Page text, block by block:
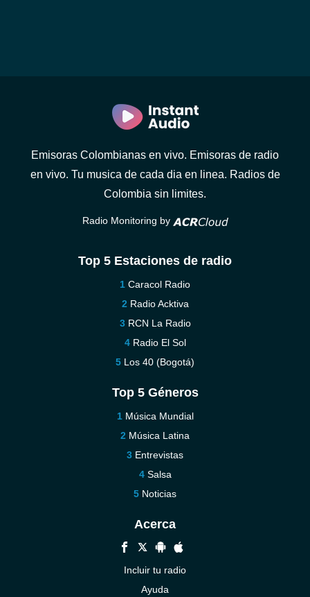
Emisoras Colombianas en vivo. Emisoras de radio
en vivo. Tu musica de cada dia en linea. Radios de
Colombia sin limites.
Radio Monitoring by
Top 5 Estaciones de radio
Caracol Radio
Radio Acktiva
RCN La Radio
Radio El Sol
Los 40 (Bogotá)
Top 5 Géneros
Música Mundial
Música Latina
Entrevistas
Salsa
Noticias
Acerca
Incluir tu radio
Ayuda